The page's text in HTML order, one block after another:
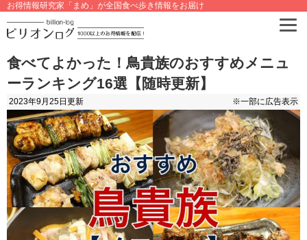
お得情報研究家「まめ」が全国食べ歩き情報をお届け
食べてよかった！鳥貴族のおすすめメニュ
ーランキング16選【随時更新】
2023年9月25日 更新 ※一部に広告表示